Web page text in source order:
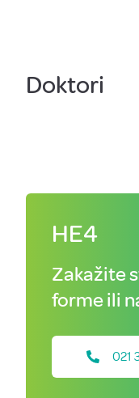
Doktori
HE4
Zakažite
forme ili
021